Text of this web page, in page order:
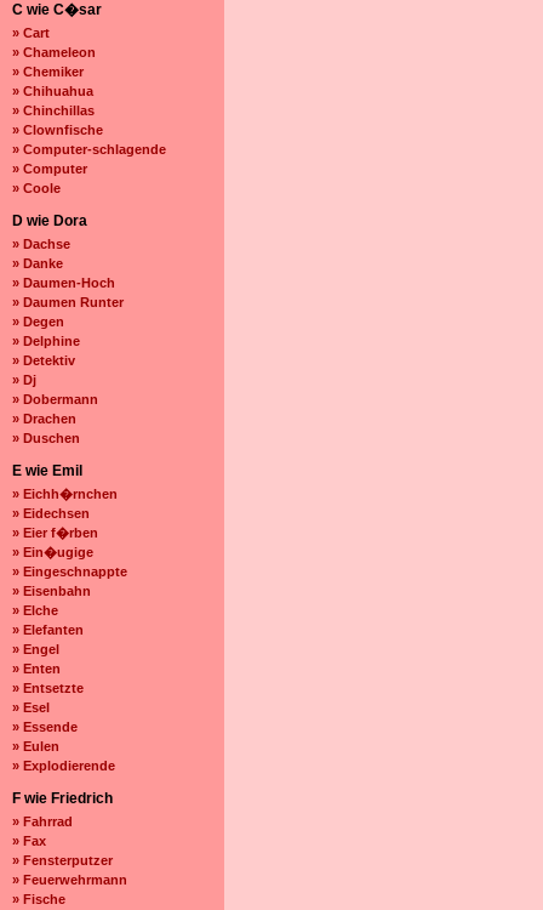
C wie C�sar
» Cart
» Chameleon
» Chemiker
» Chihuahua
» Chinchillas
» Clownfische
» Computer-schlagende
» Computer
» Coole
D wie Dora
» Dachse
» Danke
» Daumen-Hoch
» Daumen Runter
» Degen
» Delphine
» Detektiv
» Dj
» Dobermann
» Drachen
» Duschen
E wie Emil
» Eichh�rnchen
» Eidechsen
» Eier f�rben
» Ein�ugige
» Eingeschnappte
» Eisenbahn
» Elche
» Elefanten
» Engel
» Enten
» Entsetzte
» Esel
» Essende
» Eulen
» Explodierende
F wie Friedrich
» Fahrrad
» Fax
» Fensterputzer
» Feuerwehrmann
» Fische